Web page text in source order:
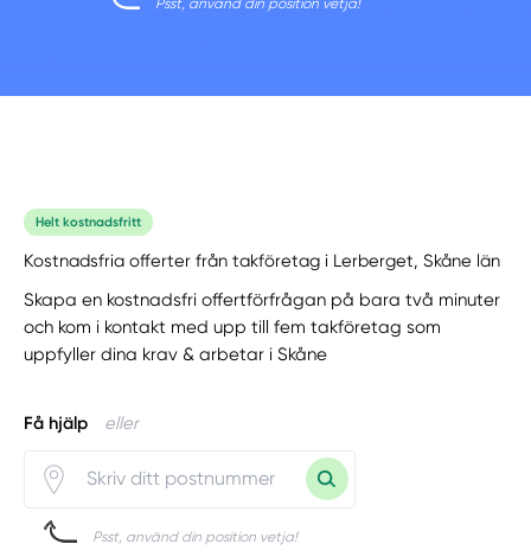
Helt kostnadsfritt
Kostnadsfria offerter från takföretag i Lerberget, Skåne län
Skapa en kostnadsfri offertförfrågan på bara två minuter
och kom i kontakt med upp till fem takföretag som
uppfyller dina krav & arbetar i Skåne
Få hjälp eller
Psst, använd din position vetja!